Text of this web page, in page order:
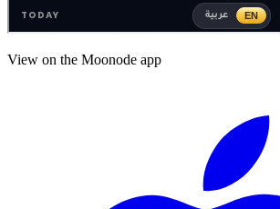
View on the Moonode app